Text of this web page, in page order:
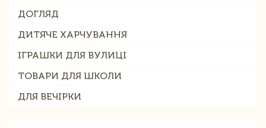
ДОГЛЯД
ДИТЯЧЕ ХАРЧУВАННЯ
ІГРАШКИ ДЛЯ ВУЛИЦІ
ТОВАРИ ДЛЯ ШКОЛИ
ДЛЯ ВЕЧІРКИ